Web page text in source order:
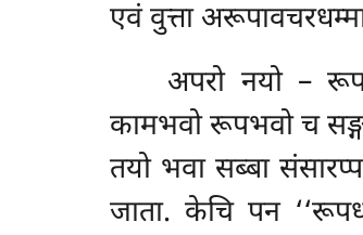
एवं वुत्ता
अपरो नयो –
कामभवो रूपभवो च
तयो भवा सब्बा
जाता. केचि पन